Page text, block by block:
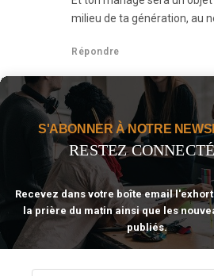
milieu de ta génération, au
Répondre
Elior Kossia dit :
septembre 23, 2020
Gloire à Dieu, ma soeur
cesse de te visiter et de te bénir.
mariage qui glorifie Son Nom.
Répondre
S'ABONNER À NOTRE
RESTEZ
Recevez dans votre boîte email
la prière du matin ainsi que les
publiés.